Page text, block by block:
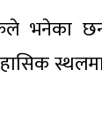
भनेका छन्,